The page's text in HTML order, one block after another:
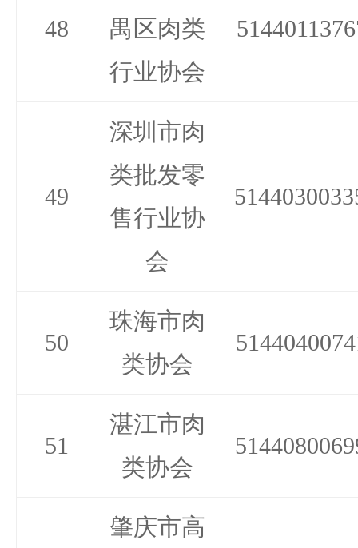
48
禺区肉类
行业协会
49
深圳市肉
类批发零
售行业协
会
50
珠海市肉
类协会
51
湛江市肉
类协会
肇庆市高